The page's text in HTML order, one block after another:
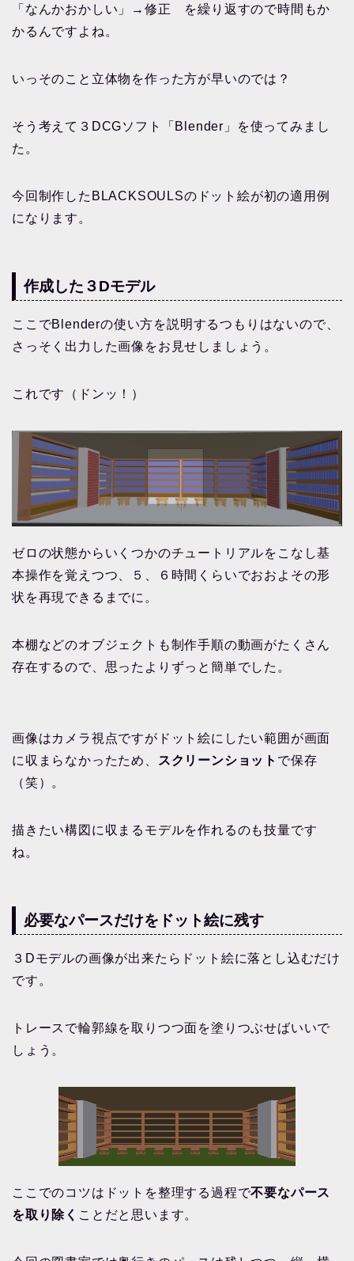
「なんかおかしい」→修正 を繰り返すので時間もか
かるんですよね。
いっそのこと立体物を作った方が早いのでは？
そう考えて３DCGソフト「Blender」を使ってみまし
た。
今回制作したBLACKSOULSのドット絵が初の適用例
になります。
作成した３Dモデル
ここでBlenderの使い方を説明するつもりはないので、
さっそく出力した画像をお見せしましょう。
これです（ドンッ！）
ゼロの状態からいくつかのチュートリアルをこなし基
本操作を覚えつつ、５、６時間くらいでおおよその形
状を再現できるまでに。
本棚などのオブジェクトも制作手順の動画がたくさん
存在するので、思ったよりずっと簡単でした。
画像はカメラ視点ですがドット絵にしたい範囲が画面
に収まらなかったため、
スクリーンショット で保存
（笑）。
描きたい構図に収まるモデルを作れるのも技量です
ね。
必要なパースだけをドット絵に残す
３Dモデルの画像が出来たらドット絵に落とし込むだけ
です。
トレースで輪郭線を取りつつ面を塗りつぶせばいいで
しょう。
ここでのコツはドットを整理する過程で不要なパース
を取り除く ことだと思います。